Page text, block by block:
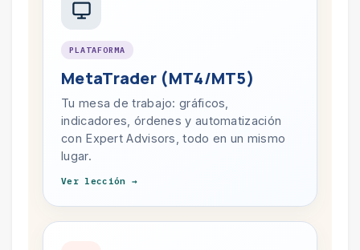
PLATAFORMA
MetaTrader (MT4/MT5)
Tu mesa de trabajo: gráficos,
indicadores, órdenes y automatización
con Expert Advisors, todo en un mismo
lugar.
Ver lección →